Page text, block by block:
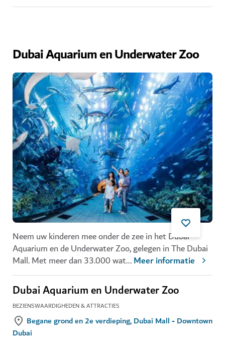
Dubai Aquarium en Underwater Zoo
Neem uw kinderen mee onder de zee in het Dubai
Aquarium en de Underwater Zoo, gelegen in The Dubai
Mall. Met meer dan 33.000 wat...Meer informatie
Dubai Aquarium en Underwater Zoo
BEZIENSWAARDIGHEDEN & ATTRACTIES
Begane grond en 2e verdieping, Dubai Mall - Downtown
Dubai